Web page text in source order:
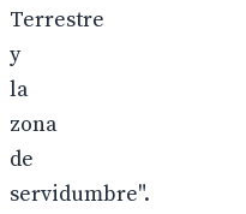
Terrestre
y
la
zona
de
servidumbre".